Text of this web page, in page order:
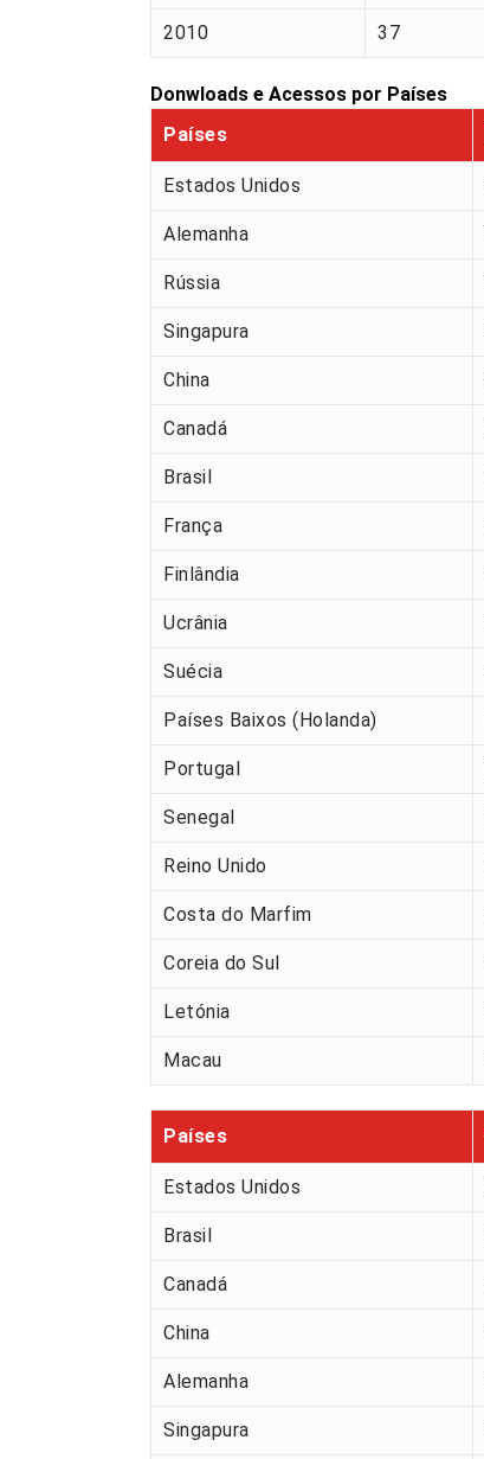
2010 37
Donwloads e Acessos por Países
Países
Estados Unidos
Alemanha
Rússia
Singapura
China
Canadá
Brasil
França
Finlândia
Ucrânia
Suécia
Países Baixos (Holanda)
Portugal
Senegal
Reino Unido
Costa do Marfim
Coreia do Sul
Letónia
Macau
Países
Estados Unidos
Brasil
Canadá
China
Alemanha
Singapura